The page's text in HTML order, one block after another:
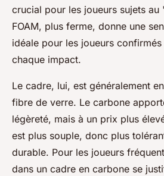
crucial pour les joueurs sujets au
FOAM, plus ferme, donne une
idéale pour les joueurs
chaque impact.
Le cadre, lui, est généralement
fibre de verre. Le carbone
légèreté, mais à un prix plus
est plus souple, donc plus
durable. Pour les joueurs
dans un cadre en carbone se